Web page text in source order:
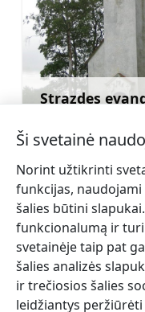
Strazdes
←Mārtiņa
medienos
apžvalga
Ši svetainė
Norint užtikrinti
funkcijas,
šalies būtini
funkcionalumą ir
svetainėje taip pat
šalies analizės
ir trečiosios šalies
leidžiantys